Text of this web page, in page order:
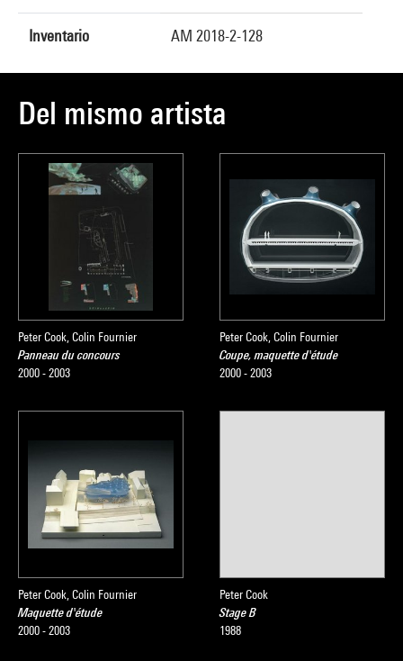
Inventario AM 2018-2-128
Del mismo artista
Peter Cook, Colin Fournier
Panneau du concours
2000 - 2003
Peter Cook, Colin Fournier
Coupe, maquette d'étude
2000 - 2003
Peter Cook, Colin Fournier
Maquette d'étude
2000 - 2003
Peter Cook
Stage B
1988